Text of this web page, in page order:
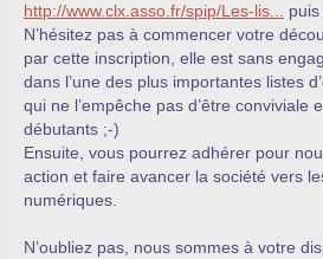
http://www.clx.asso.fr/spip/Les-lis...
puis
N’hésitez pas à commencer votre
par cette inscription, elle est sans
dans l’une des plus importantes listes
qui ne l’empêche pas d’être conviviale
débutants ;-)
Ensuite, vous pourrez adhérer pour
action et faire avancer la société vers
numériques.
N’oubliez pas, nous sommes à votre